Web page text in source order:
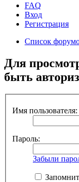
FAQ
Вход
Регистрация
Список
Для
быть
Имя пользователя:
Пароль:
Забыли